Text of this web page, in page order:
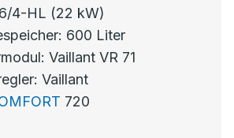
4-HL (22 kW)
600 Liter
Vaillant VR 71
Vaillant
720